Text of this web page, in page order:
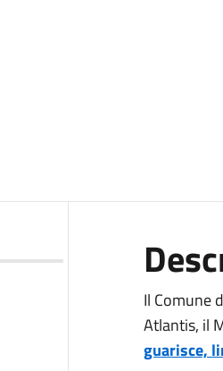
Il Comune
Atlantis, il
guarisce,